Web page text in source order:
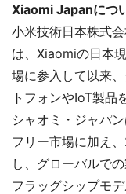
Xiaomi Japanにつ
小米技術日本株式
は、Xiaomiの日本
場に参入して以来
トフォンやIoT製品
シャオミ・ジャパ
フリー市場に加え
し、グローバルで
フラッグシップモ